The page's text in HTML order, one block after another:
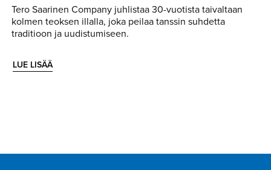
Tero Saarinen Company juhlistaa 30-vuotista taivaltaan
kolmen teoksen illalla, joka peilaa tanssin suhdetta
traditioon ja uudistumiseen.
LUE LISÄÄ